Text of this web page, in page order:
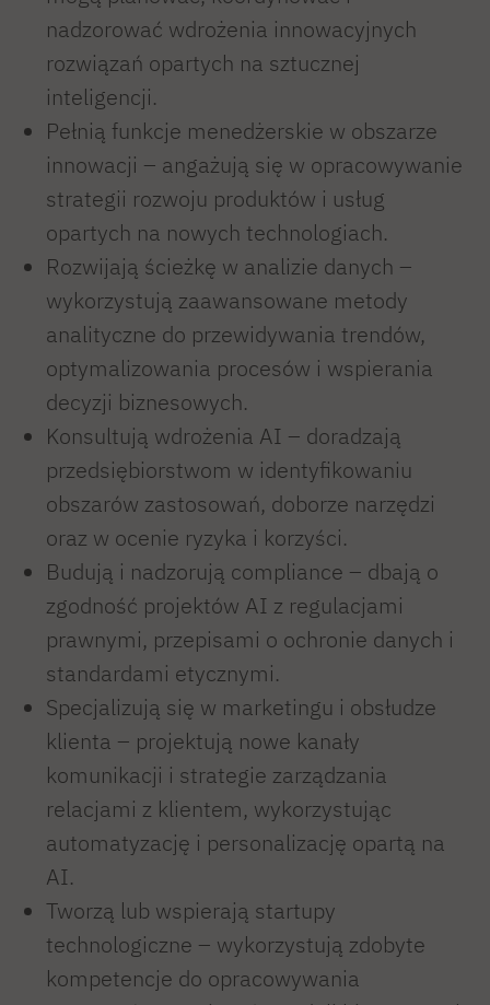
nadzorować wdrożenia innowacyjnych
rozwiązań opartych na sztucznej
inteligencji.
Pełnią funkcje menedżerskie w obszarze
innowacji – angażują się w opracowywanie
strategii rozwoju produktów i usług
opartych na nowych technologiach.
Rozwijają ścieżkę w analizie danych –
wykorzystują zaawansowane metody
analityczne do przewidywania trendów,
optymalizowania procesów i wspierania
decyzji biznesowych.
Konsultują wdrożenia AI – doradzają
przedsiębiorstwom w identyfikowaniu
obszarów zastosowań, doborze narzędzi
oraz w ocenie ryzyka i korzyści.
Budują i nadzorują compliance – dbają o
zgodność projektów AI z regulacjami
prawnymi, przepisami o ochronie danych i
standardami etycznymi.
Specjalizują się w marketingu i obsłudze
klienta – projektują nowe kanały
komunikacji i strategie zarządzania
relacjami z klientem, wykorzystując
automatyzację i personalizację opartą na
AI.
Tworzą lub wspierają startupy
technologiczne – wykorzystują zdobyte
kompetencje do opracowywania